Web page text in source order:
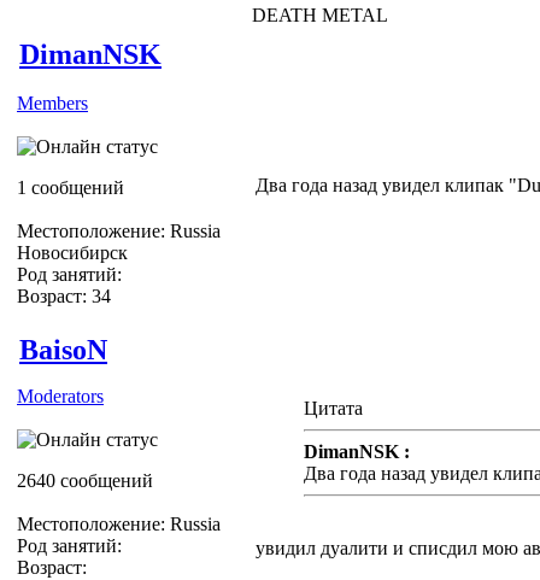
DEATH METAL
DimanNSK
Members
1 сообщений
Местоположение: Russia
Новосибирск
Род занятий:
Возраст: 34
Два года назад увидел клипак
BaisoN
Moderators
2640 сообщений
Местоположение: Russia
Род занятий:
Возраст:
Цитата
DimanNSK :
Два года назад увидел
увидил дуалити и списдил мою